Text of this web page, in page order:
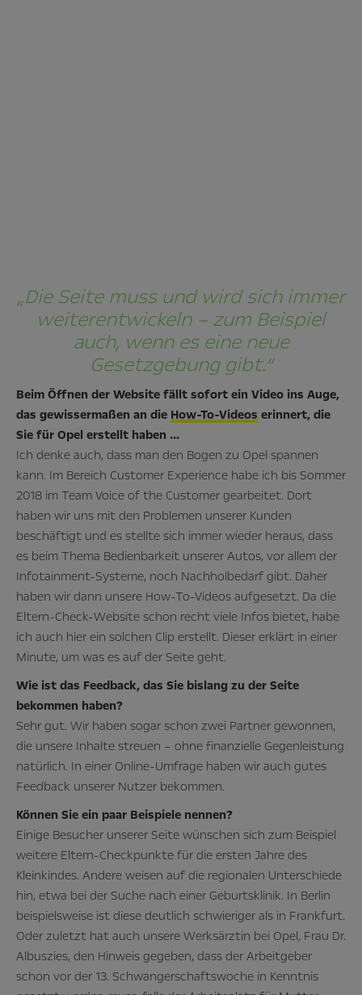
„Die Seite muss und wird sich immer
weiterentwickeln – zum Beispiel
auch, wenn es eine neue
Gesetzgebung gibt.“
Beim Öffnen der Website fällt sofort ein Video ins Auge,
das gewissermaßen an die How-To-Videos erinnert, die
Sie für Opel erstellt haben …
Ich denke auch, dass man den Bogen zu Opel spannen
kann. Im Bereich Customer Experience habe ich bis Sommer
2018 im Team Voice of the Customer gearbeitet. Dort
haben wir uns mit den Problemen unserer Kunden
beschäftigt und es stellte sich immer wieder heraus, dass
es beim Thema Bedienbarkeit unserer Autos, vor allem der
Infotainment-Systeme, noch Nachholbedarf gibt. Daher
haben wir dann unsere How-To-Videos aufgesetzt. Da die
Eltern-Check-Website schon recht viele Infos bietet, habe
ich auch hier ein solchen Clip erstellt. Dieser erklärt in einer
Minute, um was es auf der Seite geht.
Wie ist das Feedback, das Sie bislang zu der Seite
bekommen haben?
Sehr gut. Wir haben sogar schon zwei Partner gewonnen,
die unsere Inhalte streuen – ohne finanzielle Gegenleistung
natürlich. In einer Online-Umfrage haben wir auch gutes
Feedback unserer Nutzer bekommen.
Können Sie ein paar Beispiele nennen?
Einige Besucher unserer Seite wünschen sich zum Beispiel
weitere Eltern-Checkpunkte für die ersten Jahre des
Kleinkindes. Andere weisen auf die regionalen Unterschiede
hin, etwa bei der Suche nach einer Geburtsklinik. In Berlin
beispielsweise ist diese deutlich schwieriger als in Frankfurt.
Oder zuletzt hat auch unsere Werksärztin bei Opel, Frau Dr.
Albuszies, den Hinweis gegeben, dass der Arbeitgeber
schon vor der 13. Schwangerschaftswoche in Kenntnis